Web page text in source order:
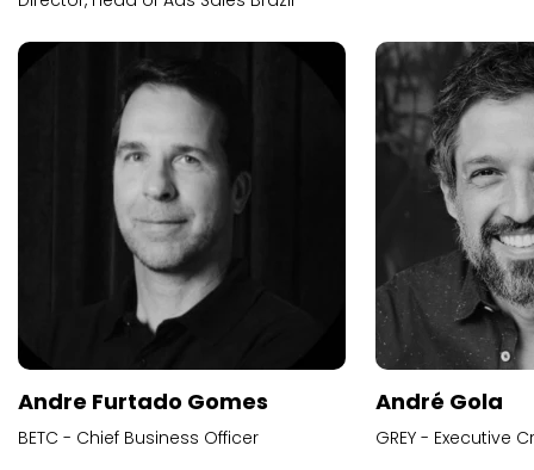
Andre Furtado Gomes
BETC - Chief Business Officer
André Gola
GREY - Executive